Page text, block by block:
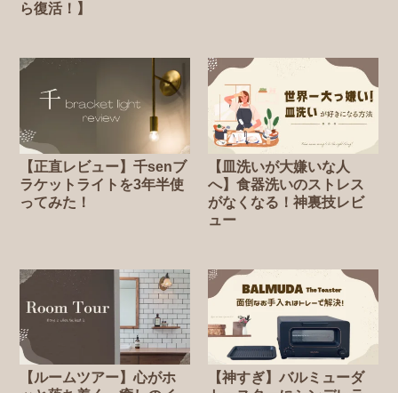
ら復活！】
【正直レビュー】千senブ
ラケットライトを3年半使
ってみた！
【皿洗いが大嫌いな人
へ】食器洗いのストレス
がなくなる！神裏技レビ
ュー
【ルームツアー】心がホ
【神すぎ】バルミューダ